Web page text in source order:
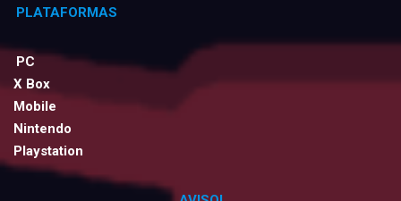
PLATAFORMAS
PC
X Box
Mobile
Nintendo
Playstation